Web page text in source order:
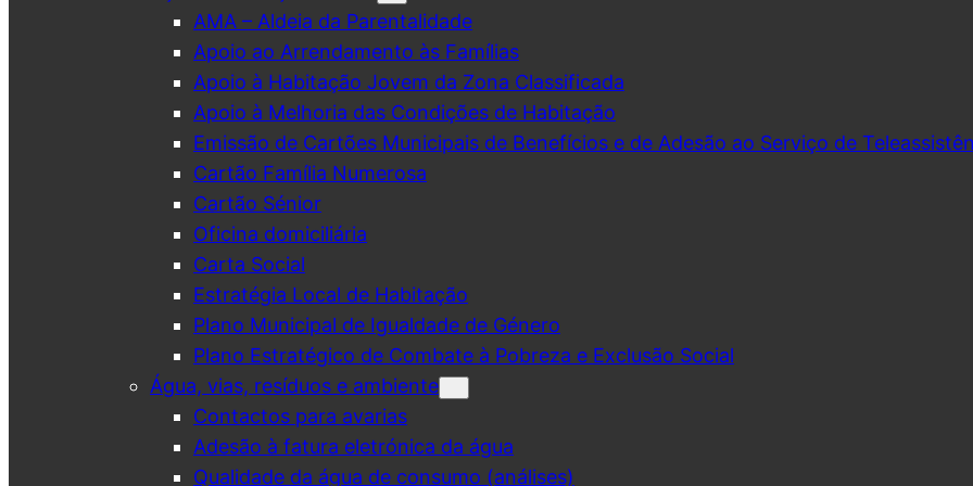
AMA – Aldeia da Parentalidade
Apoio ao Arrendamento às Famílias
Apoio à Habitação Jovem da Zona Classificada
Apoio à Melhoria das Condições de Habitação
Emissão de Cartões Municipais de Benefícios e de Adesão ao Serviço de
Cartão Família Numerosa
Cartão Sénior
Oficina domiciliária
Carta Social
Estratégia Local de Habitação
Plano Municipal de Igualdade de Género
Plano Estratégico de Combate à Pobreza e Exclusão Social
Água, vias, resíduos e ambiente
Contactos para avarias
Adesão à fatura eletrónica da água
Qualidade da água de consumo (análises)